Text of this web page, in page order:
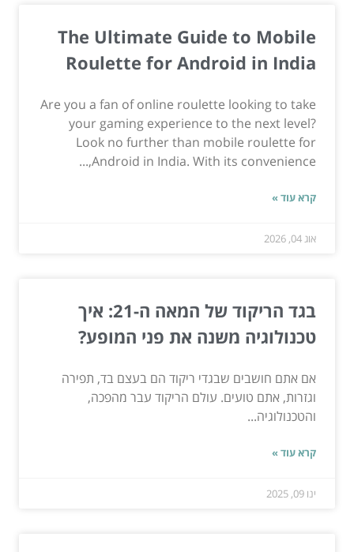
The Ultimate Guide to Mobile
Roulette for Android in India
Are you a fan of online roulette looking to take
your gaming experience to the next level?
Look no further than mobile roulette for
Android in India. With its convenience,...
קרא עוד »
אוג 04, 2026
בגד הריקוד של המאה ה-21: איך
טכנולוגיה משנה את פני המופע?
אם אתם חושבים שבגדי ריקוד הם בעצם בד, תפירה
וגזרות, אתם טועים. עולם הריקוד עבר מהפכה,
והטכנולוגיה...
קרא עוד »
ינו 09, 2025